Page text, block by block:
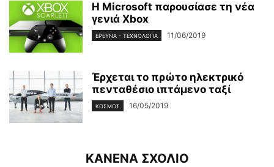
Η Microsoft παρουσίασε τη νέα
γενιά Xbox
ΈΡΕΥΝΑ - ΤΕΧΝΟΛΟΓΊΑ 11/06/2019
Έρχεται το πρώτο ηλεκτρικό
πενταθέσιο ιπτάμενο ταξί
ΚΌΣΜΟΣ 16/05/2019
ΚΑΝΕΝΑ ΣΧΟΛΙΟ